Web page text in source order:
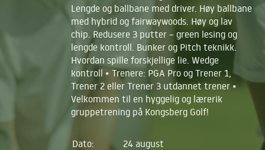
Lengde og ballbane med driver. Høy ballbane
med hybrid og fairwaywoods. Høy og lav
chip. Redusere 3 putter – green lesing og
lengde kontroll. Bunker og Pitch teknikk.
Hvordan spille forskjellige lie. Wedge
kontroll • Trenere: PGA Pro og Trener 1,
Trener 2 eller Trener 3 utdannet trener •
Velkommen til en hyggelig og lærerik
gruppetrening på Kongsberg Golf!
Dato:
24 august